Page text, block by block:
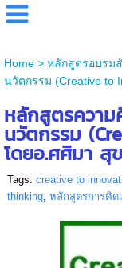
Home> หลักสูตรอบรม
นวัตกรรม (Creative to
หลักสูตรควา
นวัตกรรม
โดยอ.ศศิมา สุ
Tags: creative to
thinking, หลักสูตรการคิด